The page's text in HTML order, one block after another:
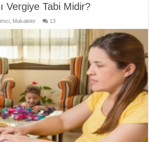
Vergiye Tabi Midir?
Makaleler 13